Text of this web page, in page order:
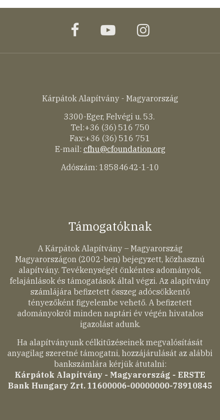
facebookyoutubeinstagram
Kárpátok Alapítvány - Magyarország
3300-Eger, Felvégi u. 53.
Tel:+36 (36) 516 750
Fax:+36 (36) 516 751
E-mail: cfhu@cfoundation.org
Adószám: 18584642-1-10
Támogatóknak
A Kárpátok Alapítvány – Magyarország
Magyarországon (2002-ben) bejegyzett, közhasznú
alapítvány. Tevékenységét önkéntes adományok,
felajánlások és támogatások által végzi. Az alapítvány
számlájára befizetett összeg adócsökkentő
tényezőként figyelembe vehető. A befizetett
adományokról minden naptári év végén hivatalos
igazolást adunk.
Ha alapítványunk célkitűzéseinek megvalósítását
anyagilag szeretné támogatni, hozzájárulását az alábbi
bankszámlára kérjük átutalni:
Kárpátok Alapítvány - Magyarország - ERSTE
Bank Hungary Zrt. 11600006-00000000-78910845